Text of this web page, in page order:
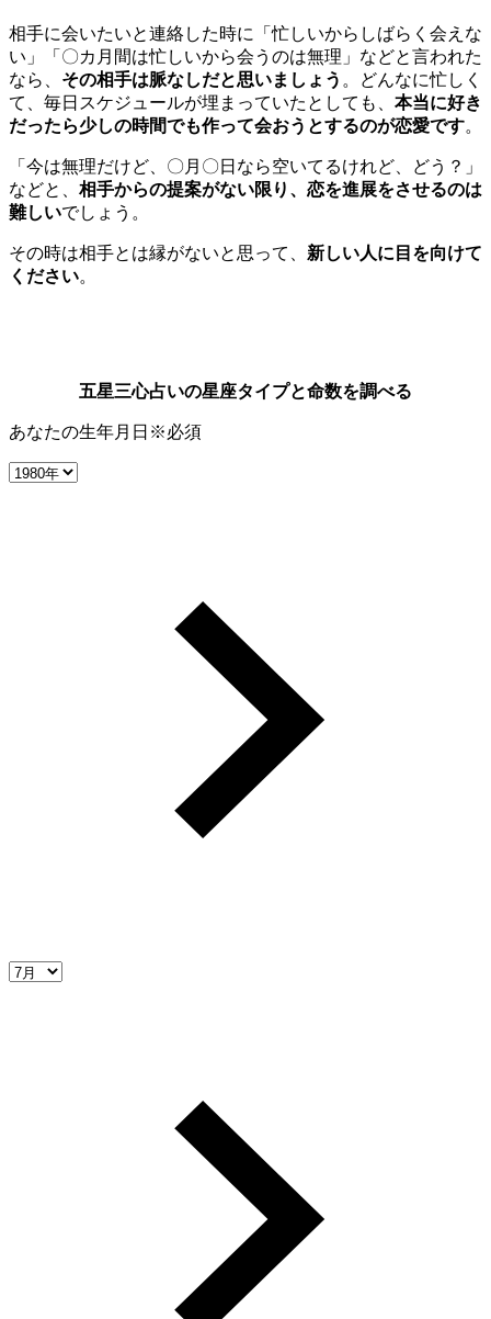
相手に会いたいと連絡した時に「忙しいからしばらく会えな
い」「〇カ月間は忙しいから会うのは無理」などと言われた
なら、 その相手は脈なしだと思いましょう 。どんなに忙しく
て、毎日スケジュールが埋まっていたとしても、 本当に好き
だったら少しの時間でも作って会おうとするのが恋愛です。
「今は無理だけど、〇月〇日なら空いてるけれど、どう？」
などと、 相手からの提案がない限り、恋を進展をさせるのは
難しいでしょう。
その時は相手とは縁がないと思って、 新しい人に目を向けて
ください。
五星三心占いの星座タイプと命数を調べる
あなたの生年月日 ※必須